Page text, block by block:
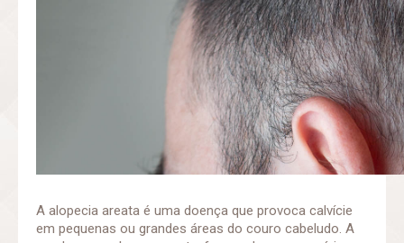
A alopecia areata é uma doença que provoca calvície
em pequenas ou grandes áreas do couro cabeludo. A